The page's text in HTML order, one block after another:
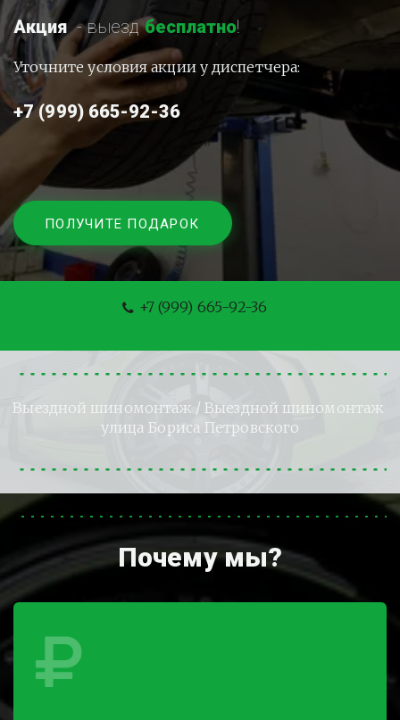
Акция - выезд бесплатно!
Уточните условия акции у диспетчера:
+7 (999) 665-92-36
ПОЛУЧИТЕ ПОДАРОК
+7 (999) 665-92-36
Выездной шиномонтаж / Выездной шиномонтаж
улица Бориса Петровского
Почему мы?